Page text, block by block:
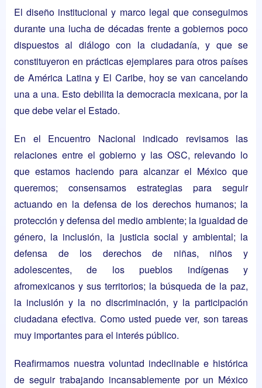
El diseño institucional y marco legal que conseguimos
durante una lucha de décadas frente a gobiernos poco
dispuestos al diálogo con la ciudadanía, y que se
constituyeron en prácticas ejemplares para otros países
de América Latina y El Caribe, hoy se van cancelando
una a una. Esto debilita la democracia mexicana, por la
que debe velar el Estado.
En el Encuentro Nacional indicado revisamos las
relaciones entre el gobierno y las OSC, relevando lo
que estamos haciendo para alcanzar el México que
queremos; consensamos estrategias para seguir
actuando en la defensa de los derechos humanos; la
protección y defensa del medio ambiente; la igualdad de
género, la inclusión, la justicia social y ambiental; la
defensa de los derechos de niñas, niños y
adolescentes, de los pueblos indígenas y
afromexicanos y sus territorios; la búsqueda de la paz,
la inclusión y la no discriminación, y la participación
ciudadana efectiva. Como usted puede ver, son tareas
muy importantes para el interés público.
Reafirmamos nuestra voluntad indeclinable e histórica
de seguir trabajando incansablemente por un México